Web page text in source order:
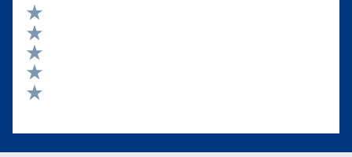
Valuta 5 stelle su 5
Valuta 4 stelle su 5
Valuta 3 stelle su 5
Valuta 2 stelle su 5